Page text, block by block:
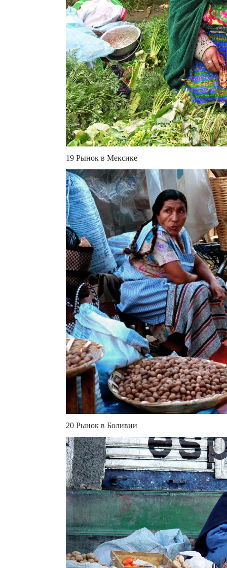
19 Рынок в Мексике
20 Рынок в Боливии